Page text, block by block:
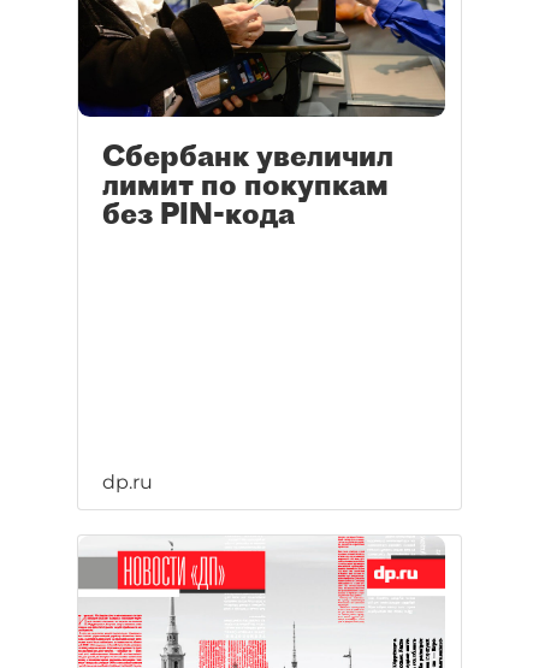
Сбербанк увеличил
лимит по покупкам
без PIN-кода
dp.ru